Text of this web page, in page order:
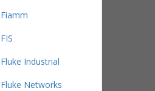
Fiamm
FIS
Fluke Industrial
Fluke Networks